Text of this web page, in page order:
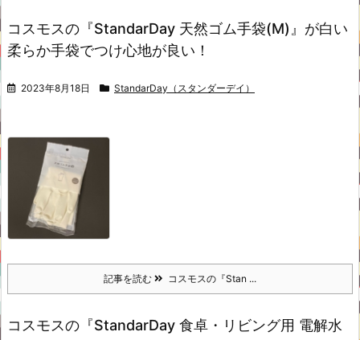
コスモスの『StandarDay 天然ゴム手袋(M)』が白い
柔らか手袋でつけ心地が良い！
2023年8月18日 StandarDay（スタンダーデイ）
記事を読む コスモスの『Stan ...
コスモスの『StandarDay 食卓・リビング用 電解水